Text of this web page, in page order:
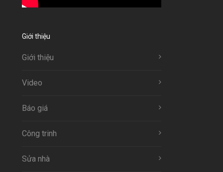
Giới thiệu
Giới thiệu
Video
Báo giá
Công trinh
Sửa nhà